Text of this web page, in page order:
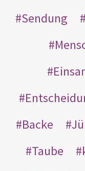
Sendung
Backe
Taube